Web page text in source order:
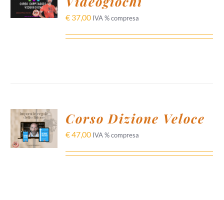
CARRELLO
/
€37,00 IVA % compresa
AGGIUNGI
AL
CARRELLO
/
DETTAGLI
Corso Dizione Veloce
€47,00 IVA % compresa